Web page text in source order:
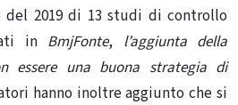
del 2019 di 13 studi di controllo
in BmjFonte, l’aggiunta della
essere una buona strategia di
hanno inoltre aggiunto che si